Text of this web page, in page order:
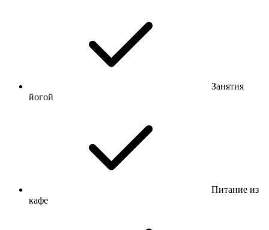
Занятия
йогой
Питание из
кафе